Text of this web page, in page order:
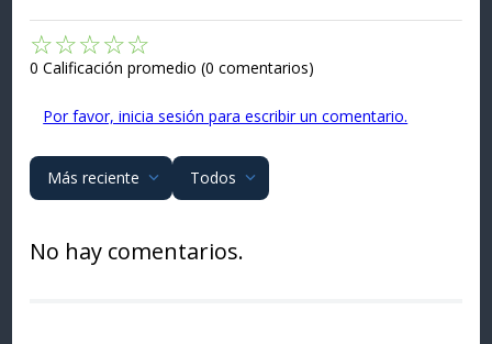
☆☆☆☆☆
0 Calificación promedio (0 comentarios)
Por favor, inicia sesión para escribir un comentario.
Más reciente Todos
No hay comentarios.